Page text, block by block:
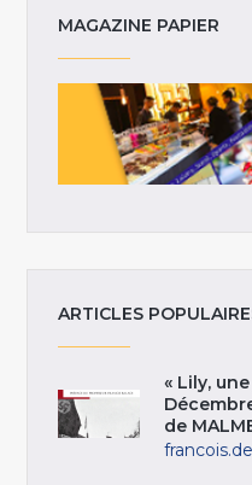
MAGAZINE PAPIER
ARTICLES
« Lily,
de